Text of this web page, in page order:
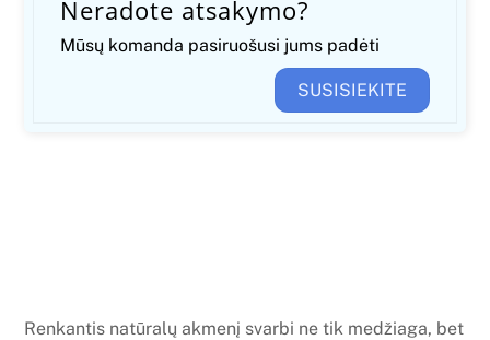
Neradote atsakymo?
Mūsų komanda pasiruošusi jums padėti
SUSISIEKITE
Renkantis natūralų akmenį svarbi ne tik medžiaga, bet